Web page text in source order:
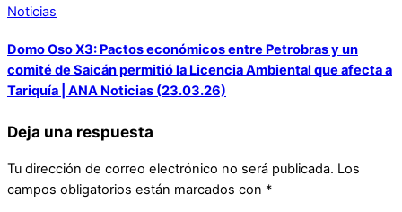
Noticias
Domo Oso X3: Pactos económicos entre Petrobras y un
comité de Saicán permitió la Licencia Ambiental que afecta a
Tariquía | ANA Noticias (23.03.26)
Deja una respuesta
Tu dirección de correo electrónico no será publicada. Los
campos obligatorios están marcados con *